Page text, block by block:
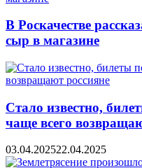
В Роскачестве
сыр в магазине
Стало известно,
чаще всего
03.04.202522.04.2025